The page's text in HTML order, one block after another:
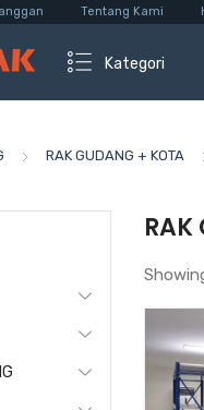
Tentang Kami
Kategori
RAK GUDANG + KOTA
RAK